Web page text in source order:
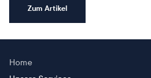
Zum Artikel
Home